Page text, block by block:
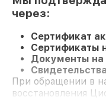
через:
Сертификат
Сертификаты
Документы на
При обращении в
восстановления